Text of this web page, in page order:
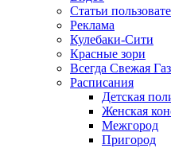
Статьи
Реклама
Кулебаки-Сити
Красные зори
Всегда Свежая
Расписания
Детская
Женская
Межгород
Пригород